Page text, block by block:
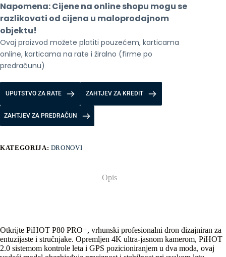
Napomena: Cijene na online shopu mogu se
razlikovati od cijena u maloprodajnom
objektu!
Ovaj proizvod možete platiti pouzećem, karticama
online, karticama na rate i žiralno (firme po
predračunu)
UPUTSTVO ZA RATE ZAHTJEV ZA KREDIT
ZAHTJEV ZA PREDRAČUN
KATEGORIJA: DRONOVI
Opis
Otkrijte PiHOT P80 PRO+, vrhunski profesionalni dron dizajniran za
entuzijaste i stručnjake. Opremljen 4K ultra-jasnom kamerom, PiHOT
2.0 sistemom kontrole leta i GPS pozicioniranjem u dva moda, ovaj